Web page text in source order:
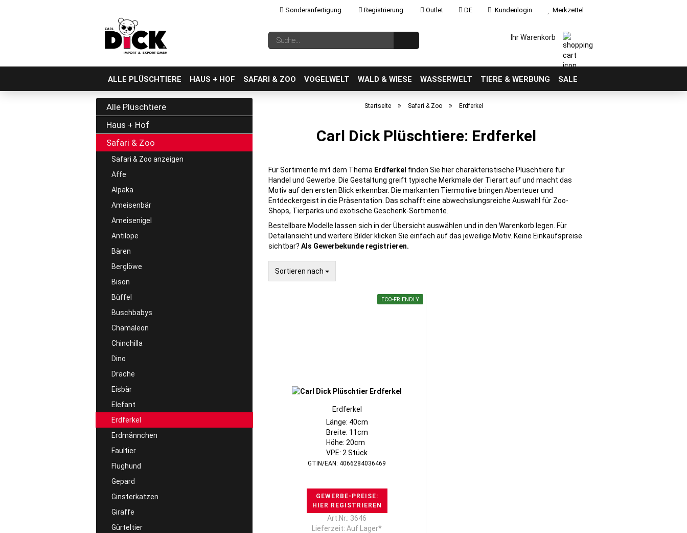
Sonderanfertigung Registrierung Outlet DE
Sprache auswählen
Kundenlogin
Passwort vergessen?
Merkzettel
Suche... Ihr Warenkorb
ALLE PLÜSCHTIERE HAUS + HOF SAFARI & ZOO VOGELWELT WALD & WIESE WASSERWELT TIERE & WERBUNG SALE
Startseite » Safari & Zoo » Erdferkel
Carl Dick Plüschtiere: Erdferkel
Für Sortimente mit dem Thema Erdferkel finden Sie hier charakteristische Plüschtiere für
Handel und Gewerbe. Die Gestaltung greift typische Merkmale der Tierart auf und macht das
Motiv auf den ersten Blick erkennbar. Die markanten Tiermotive bringen Abenteuer und
Entdeckergeist in die Präsentation. Das schafft eine abwechslungsreiche Auswahl für Zoo-
Shops, Tierparks und exotische Geschenk-Sortimente.
Bestellbare Modelle lassen sich in der Übersicht auswählen und in den Warenkorb legen. Für
Detailansicht und weitere Bilder klicken Sie einfach auf das jeweilige Motiv. Keine Einkaufspreise
sichtbar?Als Gewerbekunde registrieren.
Sortieren nach
Sortieren nach
ECO-FRIENDLY
Erdferkel
Länge: 40cm
Breite: 11cm
Höhe: 20cm
VPE: 2 Stück
GTIN/EAN: 4066284036469
GEWERBE-PREISE:
HIER REGISTRIEREN
Art.Nr.: 3646
Lieferzeit: Auf Lager*
Alle Plüschtiere
Haus + Hof
Safari & Zoo
Safari & Zoo anzeigen
Affe
Alpaka
Ameisenbär
Ameisenigel
Antilope
Bären
Berglöwe
Bison
Büffel
Buschbabys
Chamäleon
Chinchilla
Dino
Drache
Eisbär
Elefant
Erdferkel
Erdmännchen
Faultier
Flughund
Gepard
Ginsterkatzen
Giraffe
Gürteltier